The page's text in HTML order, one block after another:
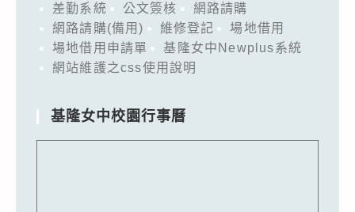
差勤系統 公文簽核
網路請購
網路請購(備用)
維修登記
場地借用
場地借用申請單
基隆女中Newplus系統
網站維護之css使用說明
基隆女中校園行事曆